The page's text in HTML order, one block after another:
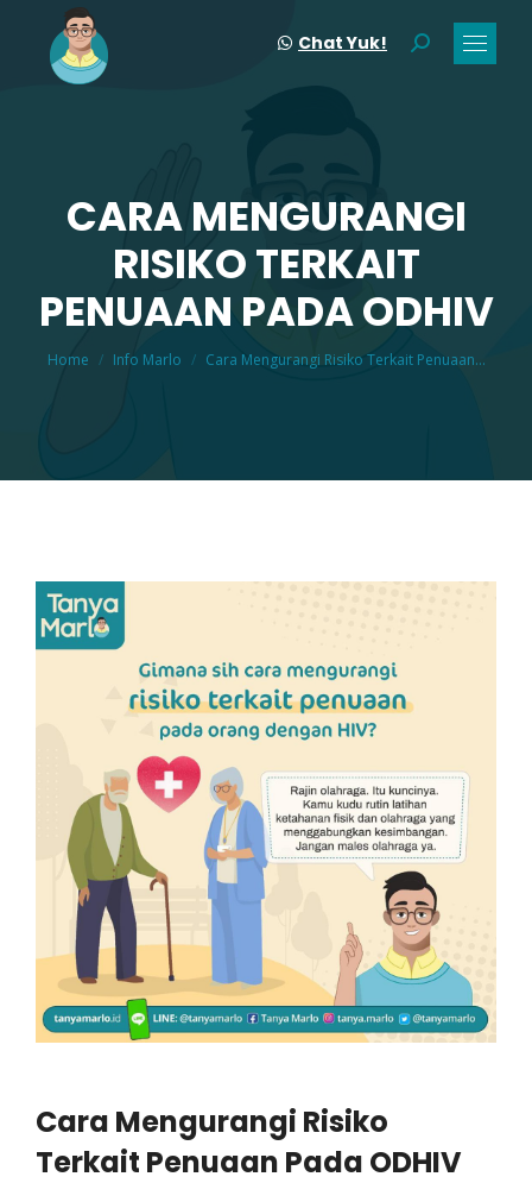
Chat Yuk! Search:
CARA MENGURANGI
RISIKO TERKAIT
PENUAAN PADA ODHIV
You are here:
Home Info Marlo Cara Mengurangi Risiko Terkait Penuaan…
Cara Mengurangi Risiko
Terkait Penuaan Pada ODHIV